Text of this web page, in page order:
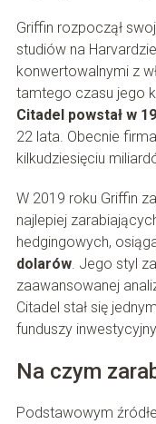
Griffin rozpoczął
studiów na
konwertowalnymi z
tamtego czasu jego
Citadel powstał w
22 lata. Obecnie
kilkudziesięciu
W 2019 roku Griffin
najlepiej
hedgingowych,
dolarów. Jego styl
zaawansowanej
Citadel stał się
funduszy
Na czym
Podstawowym